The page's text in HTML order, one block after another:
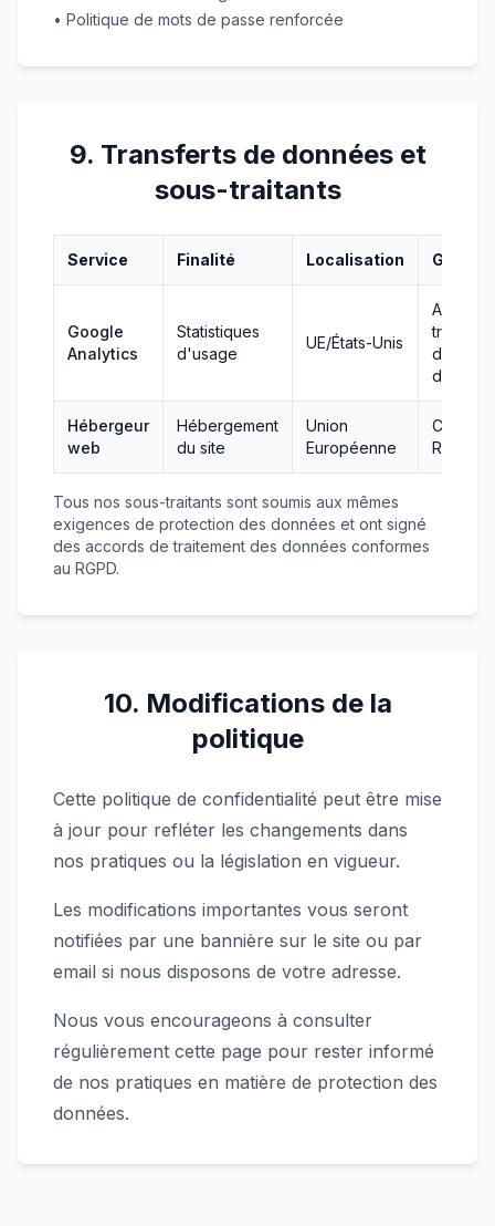
• Politique de mots de passe renforcée
9. Transferts de données et
sous-traitants
Service Finalité Localisation
Google
Analytics
Statistiques
d'usage
UE/États-Unis
Accord
transfert
de
Hébergeur
web
Hébergement
du site
Union
Européenne
RGPD
Tous nos sous-traitants sont soumis aux mêmes
exigences de protection des données et ont signé
des accords de traitement des données conformes
au RGPD.
10. Modifications de la
politique
Cette politique de confidentialité peut être mise
à jour pour refléter les changements dans
nos pratiques ou la législation en vigueur.
Les modifications importantes vous seront
notifiées par une bannière sur le site ou par
email si nous disposons de votre adresse.
Nous vous encourageons à consulter
régulièrement cette page pour rester informé
de nos pratiques en matière de protection des
données.